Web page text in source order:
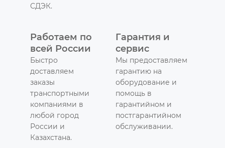
СДЭК.
Работаем по
всей России
Быстро
доставляем
заказы
транспортными
компаниями в
любой город
России и
Казахстана.
Гарантия и
сервис
Мы предоставляем
гарантию на
оборудование и
помощь в
гарантийном и
постгарантийном
обслуживании.